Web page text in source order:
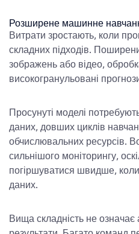
Розширене машинне
Витрати зростають, коли
складних підходів.
зображень або відео,
високогранульовані
Просунуті моделі
даних, довших циклів
обчислювальних ресурсів.
сильнішого моніторингу,
погіршуватися швидше,
даних.
Вища складність не означає